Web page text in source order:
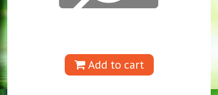
Add to cart